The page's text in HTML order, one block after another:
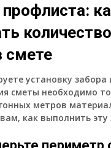
смете
установку забора
сметы необходимо
метров
как выполнить эту